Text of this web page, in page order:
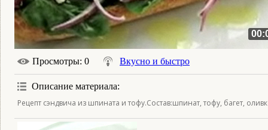
Просмотры: 0 Вкусно и быстро
Описание материала:
Рецепт сэндвича из шпината и тофу.Состав:шпинат, тофу, багет,